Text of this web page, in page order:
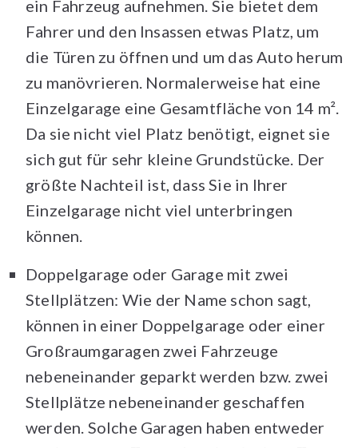
ein Fahrzeug aufnehmen. Sie bietet dem
Fahrer und den Insassen etwas Platz, um
die Türen zu öffnen und um das Auto herum
zu manövrieren. Normalerweise hat eine
Einzelgarage eine Gesamtfläche von 14 m².
Da sie nicht viel Platz benötigt, eignet sie
sich gut für sehr kleine Grundstücke. Der
größte Nachteil ist, dass Sie in Ihrer
Einzelgarage nicht viel unterbringen
können.
Doppelgarage oder Garage mit zwei
Stellplätzen: Wie der Name schon sagt,
können in einer Doppelgarage oder einer
Großraumgaragen zwei Fahrzeuge
nebeneinander geparkt werden bzw. zwei
Stellplätze nebeneinander geschaffen
werden. Solche Garagen haben entweder